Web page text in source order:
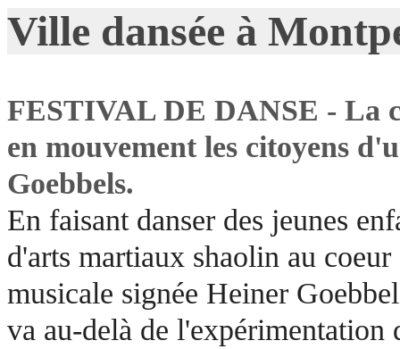
Ville dansée à
FESTIVAL DE DANSE - La
en mouvement les citoyens
Goebbels.
En faisant danser des jeunes
d'arts martiaux shaolin au
musicale signée Heiner
va au-delà de l'expérimentation